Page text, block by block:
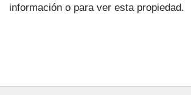
información o para ver esta propiedad.